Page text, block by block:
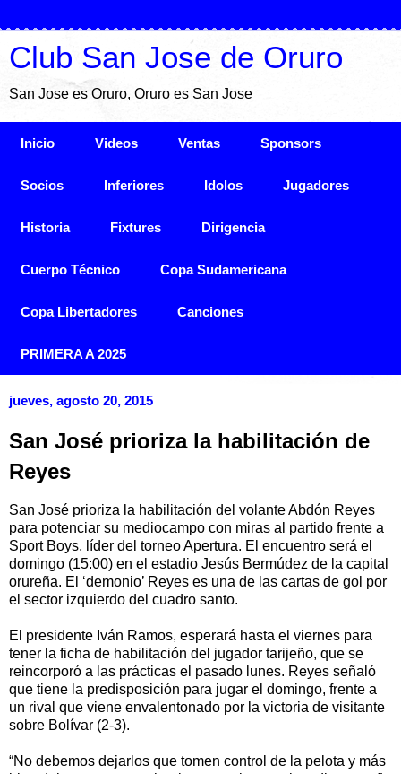
Club San Jose de Oruro
San Jose es Oruro, Oruro es San Jose
Inicio Videos Ventas Sponsors
Socios Inferiores Idolos Jugadores
Historia Fixtures Dirigencia
Cuerpo Técnico Copa Sudamericana
Copa Libertadores Canciones
PRIMERA A 2025
jueves, agosto 20, 2015
San José prioriza la habilitación de
Reyes
San José prioriza la habilitación del volante Abdón Reyes
para potenciar su mediocampo con miras al partido frente a
Sport Boys, líder del torneo Apertura. El encuentro será el
domingo (15:00) en el estadio Jesús Bermúdez de la capital
orureña. El ‘demonio’ Reyes es una de las cartas de gol por
el sector izquierdo del cuadro santo.
El presidente Iván Ramos, esperará hasta el viernes para
tener la ficha de habilitación del jugador tarijeño, que se
reincorporó a las prácticas el pasado lunes. Reyes señaló
que tiene la predisposición para jugar el domingo, frente a
un rival que viene envalentonado por la victoria de visitante
sobre Bolívar (2-3).
“No debemos dejarlos que tomen control de la pelota y más